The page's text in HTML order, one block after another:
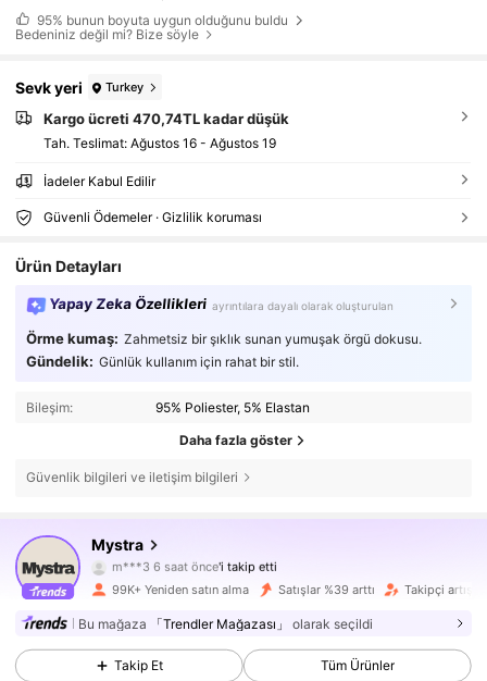
95% bunun boyuta uygun olduğunu buldu
Bedeniniz değil mi? Bize söyle
Sevk yeri Turkey
Kargo ücreti 470,74TL kadar düşük
Tah. Teslimat: Ağustos 16 - Ağustos 19
İadeler Kabul Edilir
Güvenli Ödemeler · Gizlilik koruması
Ürün Detayları
Yapay Zeka Özellikleri ayrıntılara dayalı olarak oluşturulan
Örme kumaş: Zahmetsiz bir şıklık sunan yumuşak örgü dokusu.
Gündelik: Günlük kullanım için rahat bir stil.
Bileşim: 95% Poliester, 5% Elastan
Daha fazla göster
Güvenlik bilgileri ve iletişim bilgileri
Mystra
36K Takipçiler
m***3 6 saat önce
s***agöz atıyor
4,81
36K Takipçiler
4,81 36K Takipçiler
99K+ Yeniden satın alma Satışlar %39 arttı Takipçi artışı
Bu mağaza 「Trendler Mağazası」 olarak seçildi
Takip Et Tüm Ürünler